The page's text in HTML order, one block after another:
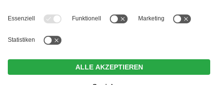
Naturhotel Leitlhof
Informieren Sie sich sicherheitshalber nochmals beim
Einstellungen | MwSt.-Nr. IT02365710215